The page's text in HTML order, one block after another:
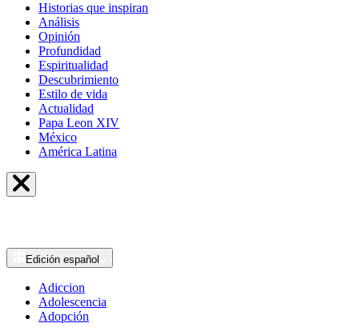
Historias que inspiran
Análisis
Opinión
Profundidad
Espiritualidad
Descubrimiento
Estilo de vida
Actualidad
Papa Leon XIV
México
América Latina
Edición español
Adiccion
Adolescencia
Adopción